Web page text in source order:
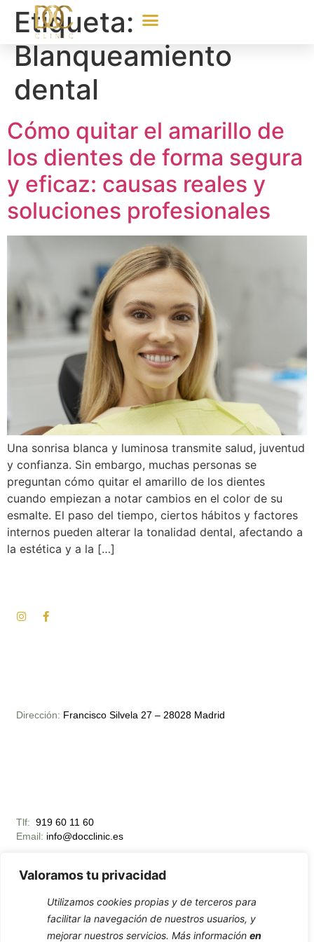
Valoramos tu privacidad
Utilizamos cookies propias y de terceros para
facilitar la navegación de nuestros usuarios, y
mejorar nuestros servicios. Más información en
Etiqueta:
Blanqueamiento
dental
Cómo quitar el amarillo de
los dientes de forma segura
y eficaz: causas reales y
soluciones profesionales
Una sonrisa blanca y luminosa transmite salud, juventud
y confianza. Sin embargo, muchas personas se
preguntan cómo quitar el amarillo de los dientes
cuando empiezan a notar cambios en el color de su
esmalte. El paso del tiempo, ciertos hábitos y factores
internos pueden alterar la tonalidad dental, afectando a
la estética y a la […]
Tlf: 919 60 11 60
Email: info@docclinic.es
Dirección: Francisco Silvela 27 – 28028 Madrid